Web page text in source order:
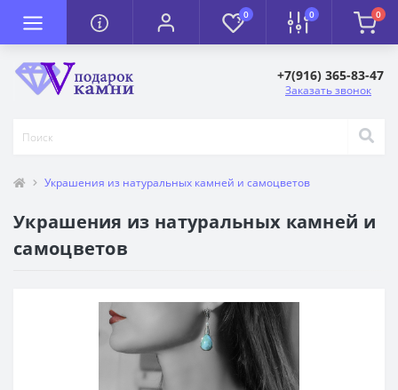
0 0 0
+7(916) 365-83-47
Заказать звонок
Украшения из натуральных камней и самоцветов
Украшения из натуральных камней и
самоцветов